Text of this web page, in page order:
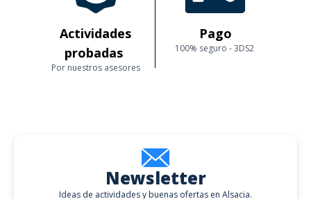
Actividades
probadas
Por nuestros asesores
Pago
100% seguro - 3DS2
Newsletter
Ideas de actividades y buenas ofertas en Alsacia.